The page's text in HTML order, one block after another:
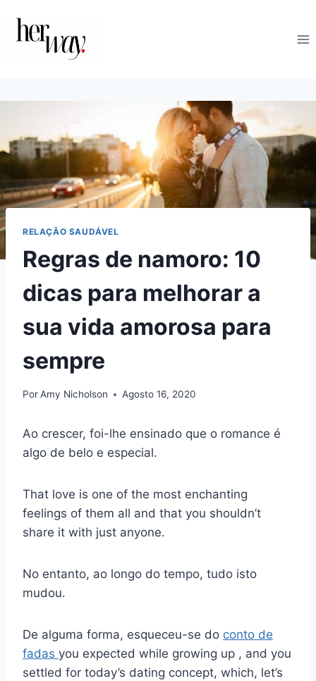
RELAÇÃO SAUDÁVEL
Regras de namoro: 10
dicas para melhorar a
sua vida amorosa para
sempre
PorAmy Nicholson Agosto 16, 2020
Ao crescer, foi-lhe ensinado que o romance é
algo de belo e especial.
That love is one of the most enchanting
feelings of them all and that you shouldn’t
share it with just anyone.
No entanto, ao longo do tempo, tudo isto
mudou.
De alguma forma, esqueceu-se do conto de
fadas you expected while growing up , and you
settled for today’s dating concept, which, let’s